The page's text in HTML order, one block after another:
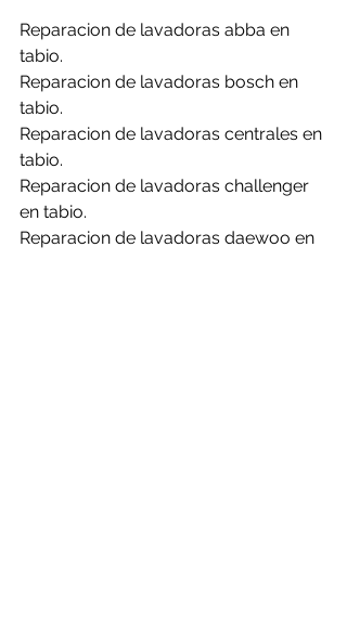
Reparacion de lavadoras abba en
tabio.
Reparacion de lavadoras bosch en
tabio.
Reparacion de lavadoras centrales en
tabio.
Reparacion de lavadoras challenger
en tabio.
Reparacion de lavadoras daewoo en